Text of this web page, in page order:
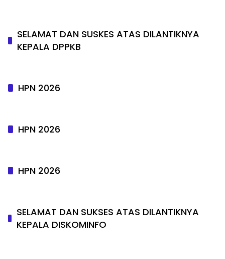
SELAMAT DAN SUSKES ATAS DILANTIKNYA
KEPALA DPPKB
HPN 2026
HPN 2026
HPN 2026
SELAMAT DAN SUKSES ATAS DILANTIKNYA
KEPALA DISKOMINFO